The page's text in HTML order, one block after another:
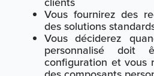
Vous fournirez des
des solutions
Vous déciderez
personnalisé
configuration et vous